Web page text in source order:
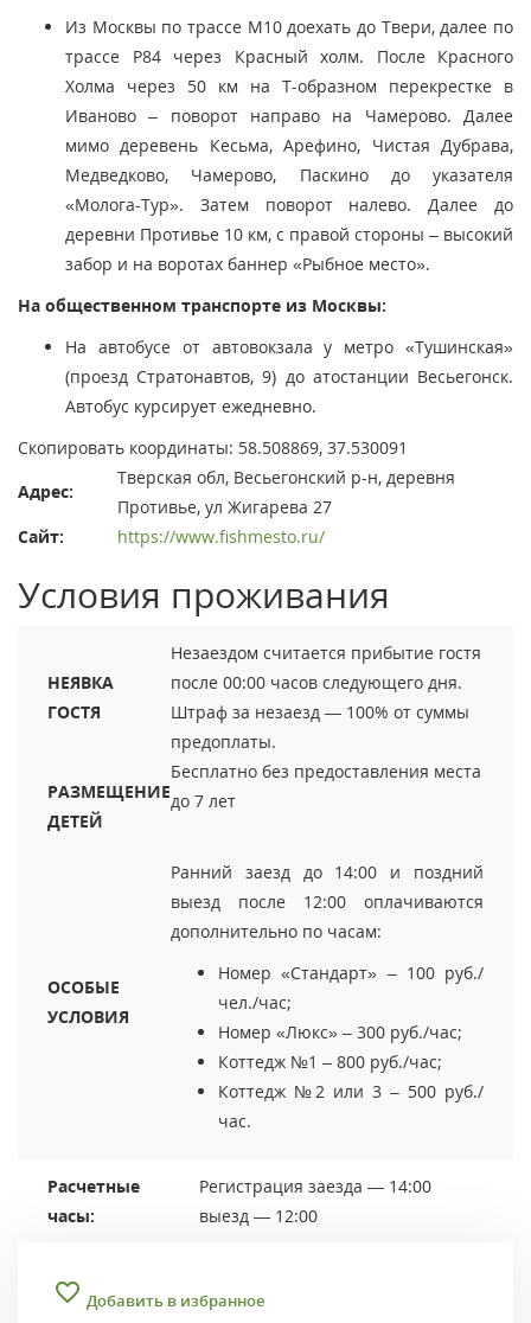
Из Москвы по трассе М10 доехать до Твери, далее по
трассе Р84 через Красный холм. После Красного
Холма через 50 км на Т-образном перекрестке в
Иваново – поворот направо на Чамерово. Далее
мимо деревень Кесьма, Арефино, Чистая Дубрава,
Медведково, Чамерово, Паскино до указателя
«Молога-Тур». Затем поворот налево. Далее до
деревни Противье 10 км, с правой стороны – высокий
забор и на воротах баннер «Рыбное место».
На общественном транспорте из Москвы:
На автобусе от автовокзала у метро «Тушинская»
(проезд Стратонавтов, 9) до атостанции Весьегонск.
Автобус курсирует ежедневно.
Скопировать координаты: 58.508869, 37.530091
Адрес:
Тверская обл, Весьегонский р-н, деревня
Противье, ул Жигарева 27
Сайт:
https://www.fishmesto.ru/
Условия проживания
НЕЯВКА
ГОСТЯ
Незаездом считается прибытие гостя
после 00:00 часов следующего дня.
Штраф за незаезд — 100% от суммы
предоплаты.
РАЗМЕЩЕНИЕ
ДЕТЕЙ
Бесплатно без предоставления места
до 7 лет
ОСОБЫЕ
УСЛОВИЯ
Ранний заезд до 14:00 и поздний
выезд после 12:00 оплачиваются
дополнительно по часам:
Номер «Стандарт» – 100 руб./
чел./час;
Номер «Люкс» – 300 руб./час;
Коттедж №1 – 800 руб./час;
Коттедж №2 или 3 – 500 руб./
час.
Расчетные
часы:
Регистрация заезда — 14:00
выезд — 12:00
Добавить в избранное